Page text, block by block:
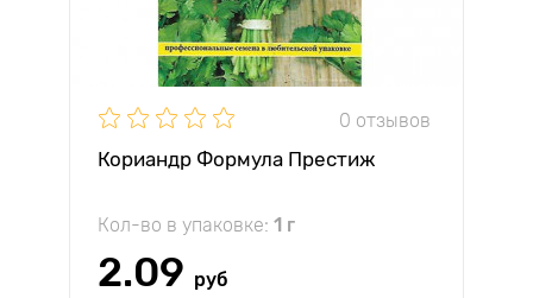
0 отзывов
Кориандр Формула Престиж
Кол-во в упаковке: 1 г
2.09 руб